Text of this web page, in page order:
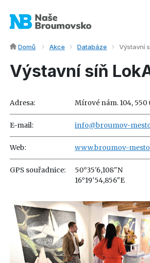
Domů Akce Databáze Výstavní
Výstavní síň
Adresa: Mírové nám. 104, 550
E-mail: info@broumov-
Web: www.broumov-
GPS souřadnice:
50°35'6,108"N
16°19'54,856"E